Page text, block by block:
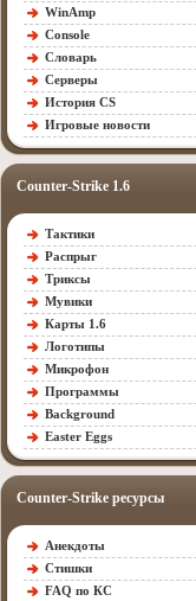
WinAmp
Console
Словарь
Серверы
История CS
Игровые новости
Counter-Strike 1.6
Тактики
Распрыг
Триксы
Мувики
Карты 1.6
Логотипы
Микрофон
Программы
Background
Easter Eggs
Counter-Strike ресурсы
Анекдоты
Стишки
FAQ по КС